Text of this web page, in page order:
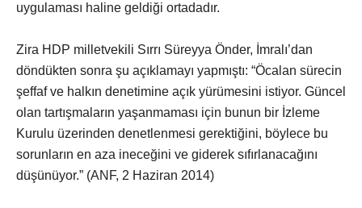
uygulaması haline geldiği ortadadır.
Zira HDP milletvekili Sırrı Süreyya Önder, İmralı’dan
döndükten sonra şu açıklamayı yapmıştı: “Öcalan sürecin
şeffaf ve halkın denetimine açık yürümesini istiyor. Güncel
olan tartışmaların yaşanmaması için bunun bir İzleme
Kurulu üzerinden denetlenmesi gerektiğini, böylece bu
sorunların en aza ineceğini ve giderek sıfırlanacağını
düşünüyor.” (ANF, 2 Haziran 2014)